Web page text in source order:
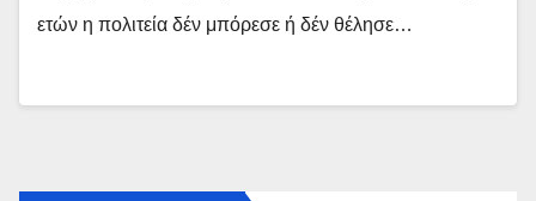
ετών η πολιτεία δέν μπόρεσε ή δέν θέλησε…